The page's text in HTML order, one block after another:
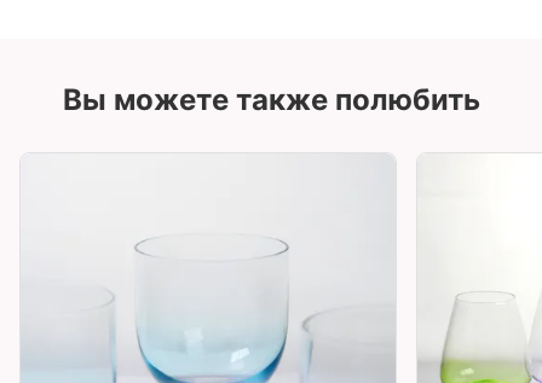
Вы можете также полюбить